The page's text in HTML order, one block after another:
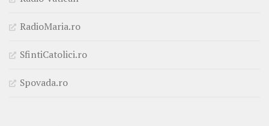
RadioMaria.ro
SfintiCatolici.ro
Spovada.ro